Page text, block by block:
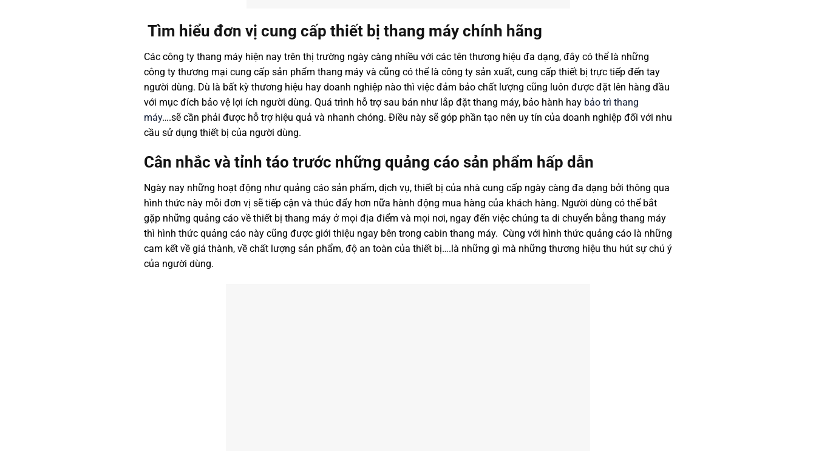
Tìm hiểu đơn vị cung cấp thiết bị thang máy chính hãng
Các công ty thang máy hiện nay trên thị trường ngày càng nhiều với các tên thương hiệu đa dạng, đây có thể là những
công ty thương mại cung cấp sản phẩm thang máy và cũng có thể là công ty sản xuất, cung cấp thiết bị trực tiếp đến tay
người dùng. Dù là bất kỳ thương hiệu hay doanh nghiệp nào thì việc đảm bảo chất lượng cũng luôn được đặt lên hàng đầu
với mục đích bảo vệ lợi ích người dùng. Quá trình hỗ trợ sau bán như lắp đặt thang máy, bảo hành hay bảo trì thang
máy….sẽ cần phải được hỗ trợ hiệu quả và nhanh chóng. Điều này sẽ góp phần tạo nên uy tín của doanh nghiệp đối với nhu
cầu sử dụng thiết bị của người dùng.
Cân nhắc và tỉnh táo trước những quảng cáo sản phẩm hấp dẫn
Ngày nay những hoạt động như quảng cáo sản phẩm, dịch vụ, thiết bị của nhà cung cấp ngày càng đa dạng bởi thông qua
hình thức này mỗi đơn vị sẽ tiếp cận và thúc đẩy hơn nữa hành động mua hàng của khách hàng. Người dùng có thể bắt
gặp những quảng cáo về thiết bị thang máy ở mọi địa điểm và mọi nơi, ngay đến việc chúng ta di chuyển bằng thang máy
thì hình thức quảng cáo này cũng được giới thiệu ngay bên trong cabin thang máy. Cùng với hình thức quảng cáo là những
cam kết về giá thành, về chất lượng sản phẩm, độ an toàn của thiết bị….là những gì mà những thương hiệu thu hút sự chú ý
của người dùng.